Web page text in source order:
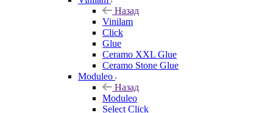
Назад
Vinilam
Click
Glue
Ceramo XXL Glue
Ceramo Stone Glue
Moduleo
Назад
Moduleo
Select Click